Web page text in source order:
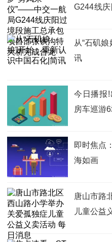
G244线
从“石矶
讯
今日播报
房车巡游
即时焦点
海如画
唐山市路
儿童公益